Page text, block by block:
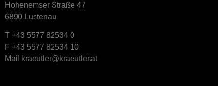
Hohenemser Straße 47
6890 Lustenau
T +43 5577 82534 0
F +43 5577 82534 10
Mail
kraeutler@kraeutler.at